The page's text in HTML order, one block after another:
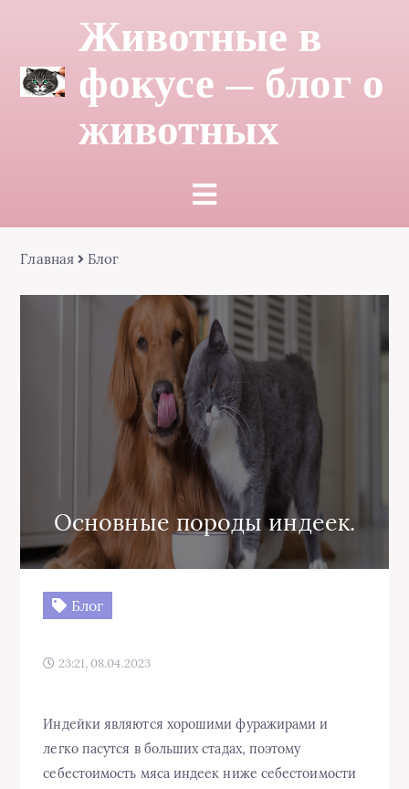
Животные в
фокусе — блог о
животных
Главная Блог
Основные породы индеек.
Блог
23:21, 08.04.2023
Индейки являются хорошими фуражирами и
легко пасутся в больших стадах, поэтому
себестоимость мяса индеек ниже себестоимости